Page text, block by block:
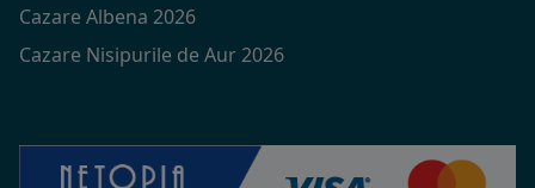
Cazare Albena 2026
Cazare Nisipurile de Aur 2026